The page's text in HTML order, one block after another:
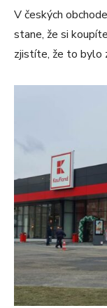
V českých
stane, že si
zjistíte, že to bylo